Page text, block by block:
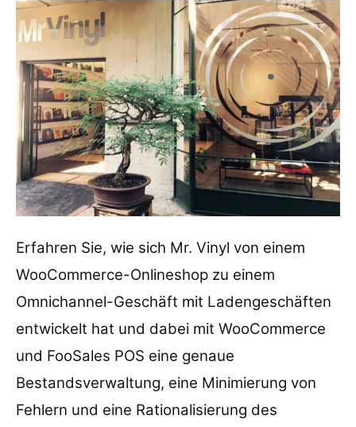
Erfahren Sie, wie sich Mr. Vinyl von einem
WooCommerce-Onlineshop zu einem
Omnichannel-Geschäft mit Ladengeschäften
entwickelt hat und dabei mit WooCommerce
und FooSales POS eine genaue
Bestandsverwaltung, eine Minimierung von
Fehlern und eine Rationalisierung des